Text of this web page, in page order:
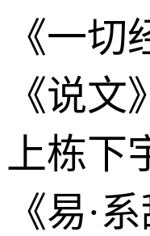
《一切
《说文》
上栋
《易·系